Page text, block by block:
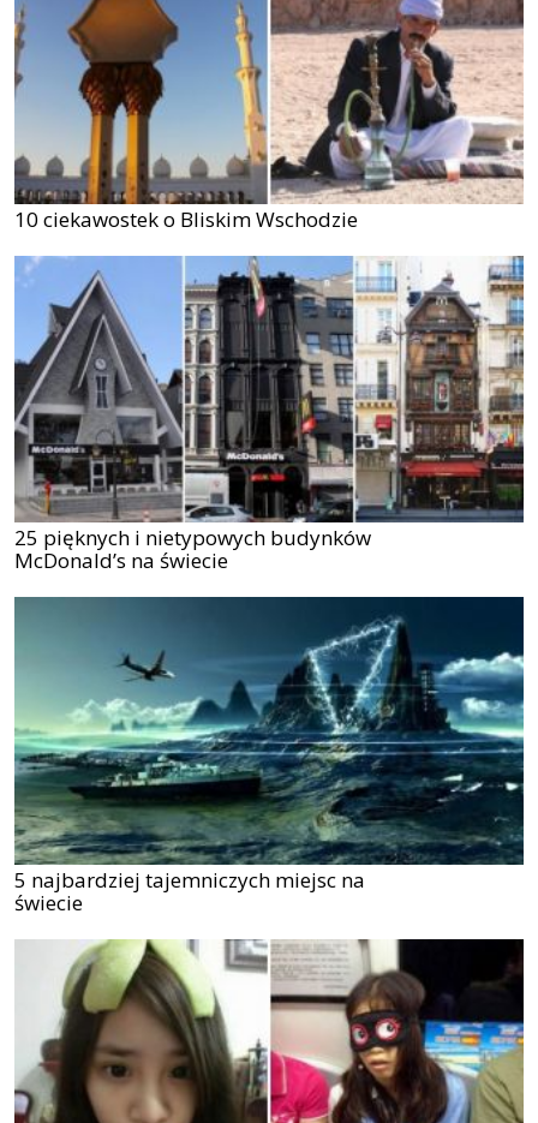
10 ciekawostek o Bliskim Wschodzie
25 pięknych i nietypowych budynków
McDonald’s na świecie
5 najbardziej tajemniczych miejsc na
świecie